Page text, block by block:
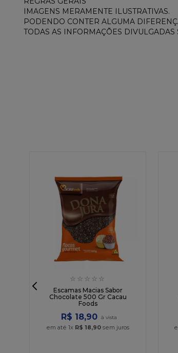
IMAGENS MERAMENTE ILUSTRATIVAS.
PODENDO CONTER ALGUMA
TODAS AS INFORMAÇÕES
☆ ☆ ☆ ☆ ☆
Escamas Macias Sabor
Chocolate 500 Gr Cacau
Foods
R$ 18,90
em até1x R$ 18,90 sem juros